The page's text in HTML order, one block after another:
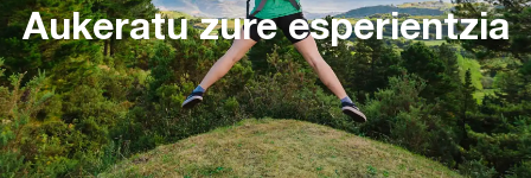
Aukeratu zure esperientzia